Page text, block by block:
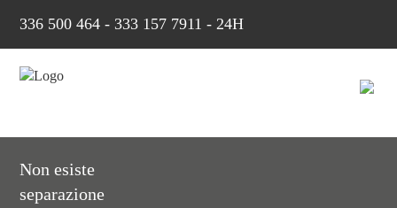
336 500 464 - 333 157 7911 - 24H
Non esiste
separazione